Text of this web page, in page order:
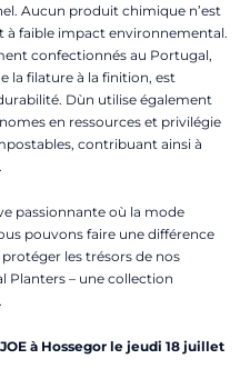
Aucun produit chimique n’est
à faible impact environnemental.
confectionnés au Portugal,
la filature à la finition, est
Dùn utilise également
en ressources et privilégie
contribuant ainsi à
passionnante où la mode
pouvons faire une différence
les trésors de nos
Planters – une collection
à Hossegor le jeudi 18 juillet